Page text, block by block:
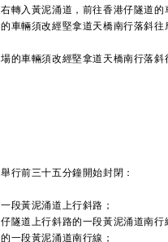
轉入黃泥涌道，前往香港仔隧道的
車輛須改經堅拿道天橋南行落斜
的車輛須改經堅拿道天橋南行落
前三十五分鐘開始封閉：
段黃泥涌道上行斜路；
隧道上行斜路的一段黃泥涌道南行
一段黃泥涌道南行線；